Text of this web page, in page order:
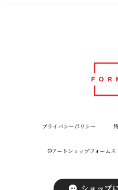
プライバシーポリシー
©︎アートショップフォームス